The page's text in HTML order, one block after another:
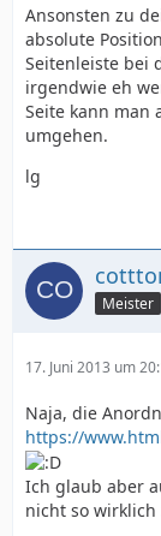
Ansonsten zu
absolute
Seitenleiste bei
irgendwie eh
Seite kann man
umgehen.
lg
Meister
17. Juni 2013 um
Naja, die
https://
Ich glaub aber
nicht so wirklich